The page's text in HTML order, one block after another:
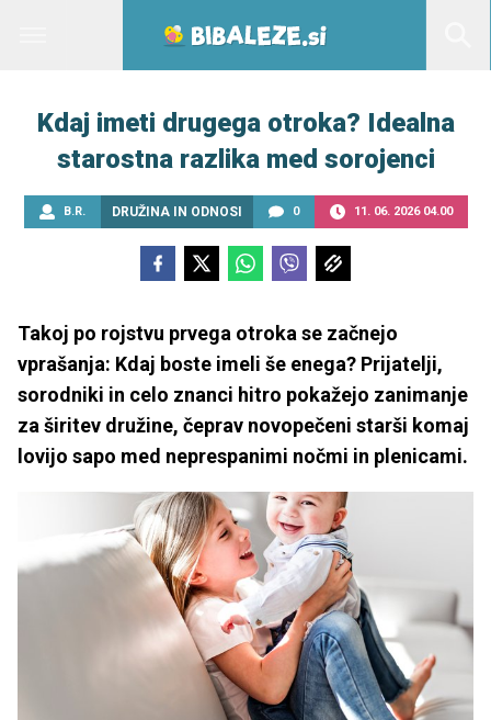
Kdaj imeti drugega otroka? Idealna
starostna razlika med sorojenci
B.R. DRUŽINA IN ODNOSI 0 11. 06. 2026 04.00
Takoj po rojstvu prvega otroka se začnejo
vprašanja: Kdaj boste imeli še enega? Prijatelji,
sorodniki in celo znanci hitro pokažejo zanimanje
za širitev družine, čeprav novopečeni starši komaj
lovijo sapo med neprespanimi nočmi in plenicami.